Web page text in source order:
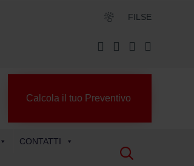
FILSE
Calcola il tuo Preventivo
CONTATTI
